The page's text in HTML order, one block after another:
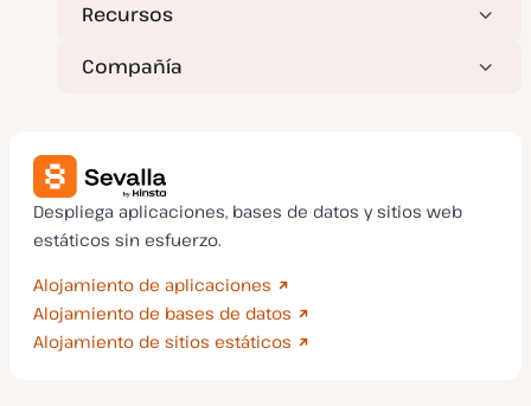
Recursos
Compañía
Despliega aplicaciones, bases de datos y sitios web
estáticos sin esfuerzo.
Alojamiento de aplicaciones
Alojamiento de bases de datos
Alojamiento de sitios estáticos